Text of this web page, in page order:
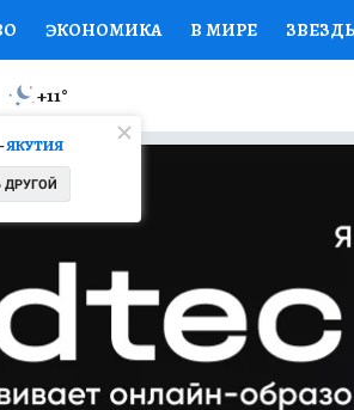
ЭКОНОМИКА В МИРЕ
НАЦИОНАЛЬНЫЕ
Я ЗНАЮ СЕМЬЯ ЖЕНСКИЕ
КОНКУРСЫ
ЯКУТИЯ
ДРУГОЙ
+11°